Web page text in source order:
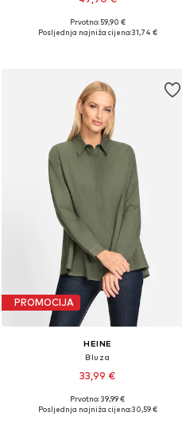
Dostupne veličine: XS, S, M, L, XL
Prvotno: 59,90 €
Posljednja najniža cijena:31,74 €
PROMOCIJA
HEINE
Bluza
33,99 €
Dostupno u više veličina
Prvotno: 39,99 €
Posljednja najniža cijena:30,59 €